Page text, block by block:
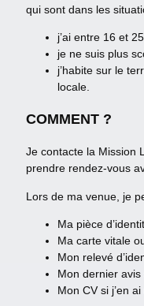
qui sont dans les
j’ai entre 16 et
je ne suis plus
j’habite sur le
locale.
COMMENT ?
Je contacte la Mission
prendre rendez-vous
Lors de ma venue, je
Ma pièce
Ma carte vitale
Mon relevé
Mon dernier avis
Mon CV si j’en ai